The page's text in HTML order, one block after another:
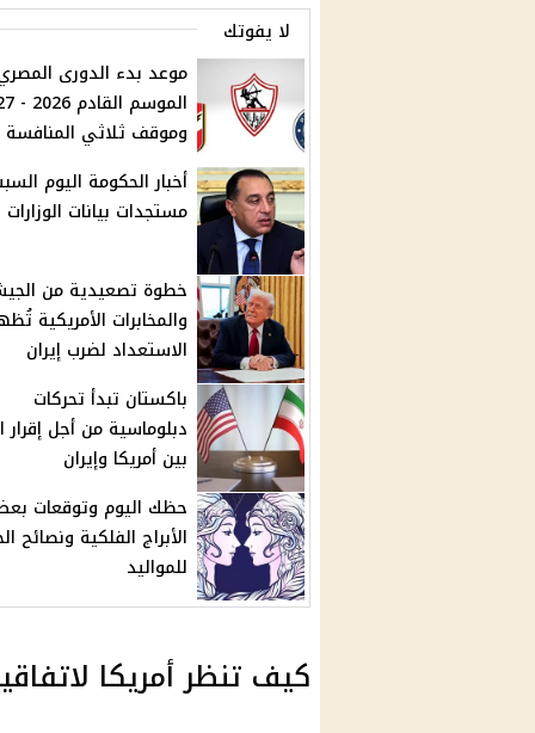
لا يفوتك
موعد بدء الدورى
وموقف ثلاثي المنافسة
أخبار الحكومة اليوم
مستجدات بيانات الوزارات
خطوة تصعيدية من
والمخابرات الأمريكية
الاستعداد لضرب إيران
باكستان تبدأ تحركات
دبلوماسية من أجل إقرار
بين أمريكا وإيران
حظك اليوم وتوقعات
الأبراج الفلكية ونصائح
للمواليد
كيف تنظر أمريكا